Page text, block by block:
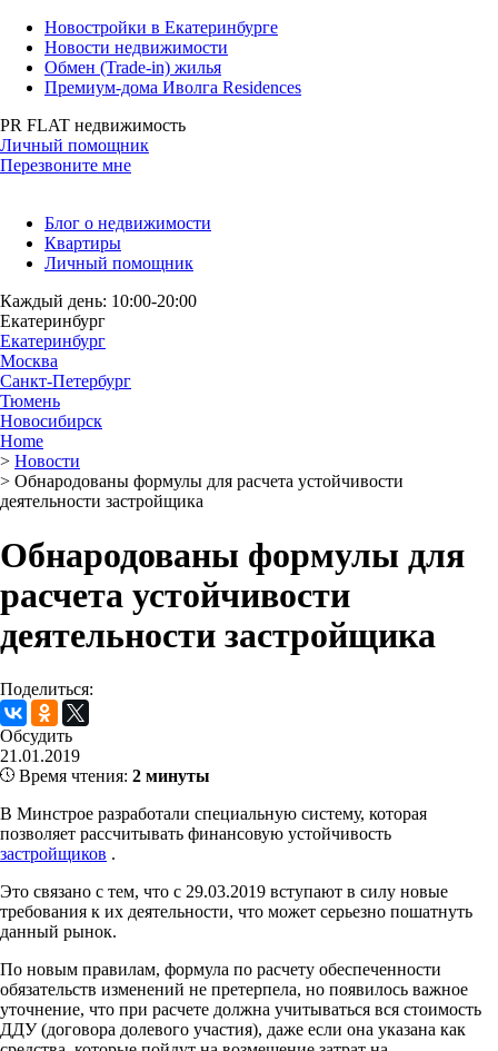
Новостройки в Екатеринбурге
Новости недвижимости
Обмен (Trade-in) жилья
Премиум-дома Иволга Residences
PR FLAT недвижимость
Личный помощник
Перезвоните мне
Блог о недвижимости
Квартиры
Личный помощник
Каждый день: 10:00-20:00
Екатеринбург
Екатеринбург
Москва
Санкт-Петербург
Тюмень
Новосибирск
Home
> Новости
> Обнародованы формулы для расчета устойчивости
деятельности застройщика
Обнародованы формулы для
расчета устойчивости
деятельности застройщика
Поделиться:
Обсудить
21.01.2019
Время чтения: 2 минуты
В Минстрое разработали специальную систему, которая
позволяет рассчитывать финансовую устойчивость
застройщиков .
Это связано с тем, что с 29.03.2019 вступают в силу новые
требования к их деятельности, что может серьезно пошатнуть
данный рынок.
По новым правилам, формула по расчету обеспеченности
обязательств изменений не претерпела, но появилось важное
уточнение, что при расчете должна учитываться вся стоимость
ДДУ (договора долевого участия), даже если она указана как